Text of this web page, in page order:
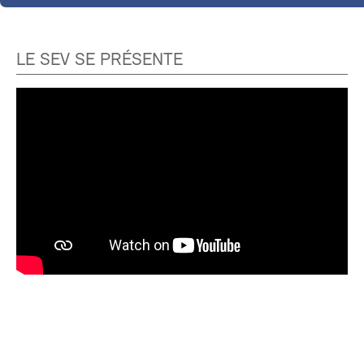
LE SEV SE PRÉSENTE